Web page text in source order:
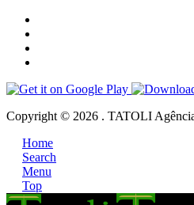
Copyright © 2026 . TATOLI
Home
Search
Menu
Top